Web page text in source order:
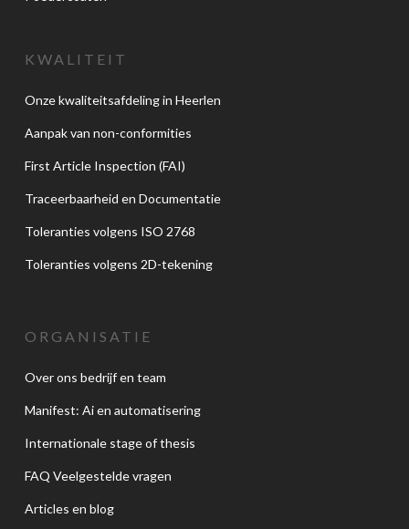
KWALITEIT
Onze kwaliteitsafdeling in Heerlen
Aanpak van non-conformities
First Article Inspection (FAI)
Traceerbaarheid en Documentatie
Toleranties volgens ISO 2768
Toleranties volgens 2D-tekening
ORGANISATIE
Over ons bedrijf en team
Manifest: Ai en automatisering
Internationale stage of thesis
FAQ Veelgestelde vragen
Articles en blog